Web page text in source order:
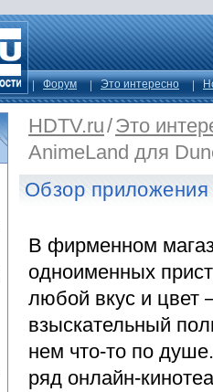
Форум Это интересно
HDTV.ru/Это
AnimeLand для
Обзор
В фирменном
одноименных
любой вкус и цвет
взыскательный
нем что-то по
ряд онлайн-